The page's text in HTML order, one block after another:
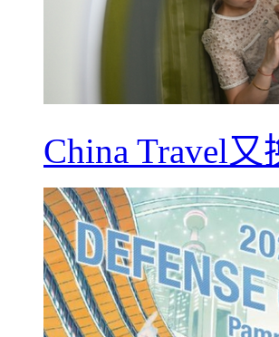
China Travel